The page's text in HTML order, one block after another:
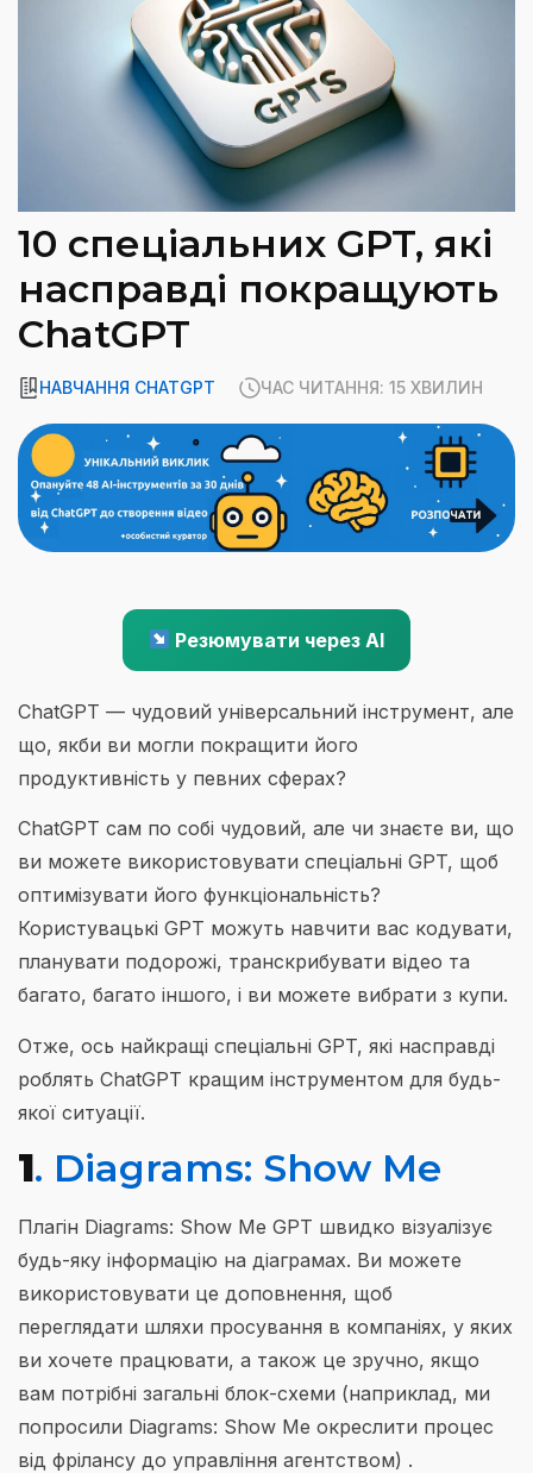
10 спеціальних GPT, які
насправді покращують
ChatGPT
НАВЧАННЯ CHATGPT ЧАС ЧИТАННЯ: 15 ХВИЛИН
Резюмувати через AI
ChatGPT — чудовий універсальний інструмент, але
що, якби ви могли покращити його
продуктивність у певних сферах?
ChatGPT сам по собі чудовий, але чи знаєте ви, що
ви можете використовувати спеціальні GPT, щоб
оптимізувати його функціональність?
Користувацькі GPT можуть навчити вас кодувати,
планувати подорожі, транскрибувати відео та
багато, багато іншого, і ви можете вибрати з купи.
Отже, ось найкращі спеціальні GPT, які насправді
роблять ChatGPT кращим інструментом для будь-
якої ситуації.
1. Diagrams: Show Me
Плагін Diagrams: Show Me GPT швидко візуалізує
будь-яку інформацію на діаграмах. Ви можете
використовувати це доповнення, щоб
переглядати шляхи просування в компаніях, у яких
ви хочете працювати, а також це зручно, якщо
вам потрібні загальні блок-схеми (наприклад, ми
попросили Diagrams: Show Me окреслити процес
від фрілансу до управління агентством) .